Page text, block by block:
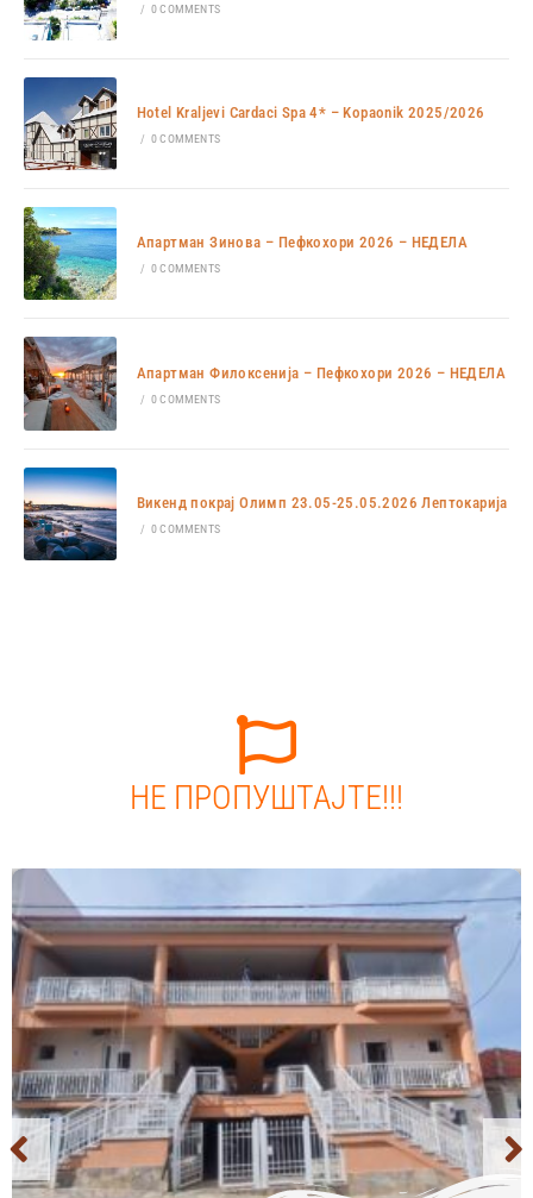
/ 0 COMMENTS
Hotel Kraljevi Cardaci Spa 4* – Kopaonik 2025/2026
/ 0 COMMENTS
Апартман Зинова – Пефкохори 2026 – НЕДЕЛА
/ 0 COMMENTS
Апартман Филоксенија – Пефкохори 2026 – НЕДЕЛА
/ 0 COMMENTS
Викенд покрај Олимп 23.05-25.05.2026 Лептокарија
/ 0 COMMENTS
НЕ ПРОПУШТАЈТЕ!!!